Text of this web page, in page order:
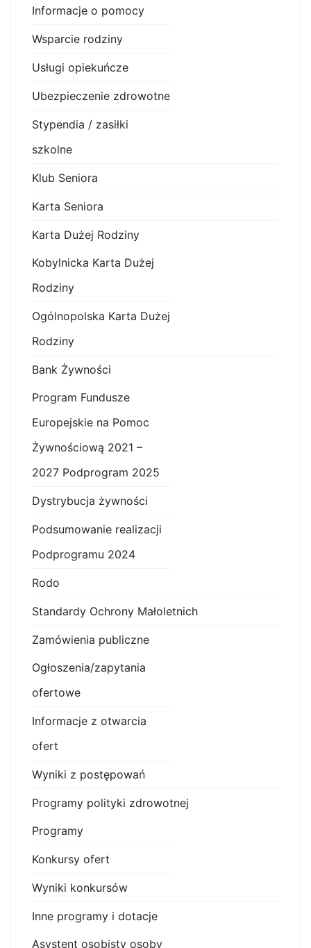
Informacje o pomocy
Wsparcie rodziny
Usługi opiekuńcze
Ubezpieczenie zdrowotne
Stypendia / zasiłki
szkolne
Klub Seniora
Karta Seniora
Karta Dużej Rodziny
Kobylnicka Karta Dużej
Rodziny
Ogólnopolska Karta Dużej
Rodziny
Bank Żywności
Program Fundusze
Europejskie na Pomoc
Żywnościową 2021 –
2027 Podprogram 2025
Dystrybucja żywności
Podsumowanie realizacji
Podprogramu 2024
Rodo
Standardy Ochrony Małoletnich
Zamówienia publiczne
Ogłoszenia/zapytania
ofertowe
Informacje z otwarcia
ofert
Wyniki z postępowań
Programy polityki zdrowotnej
Programy
Konkursy ofert
Wyniki konkursów
Inne programy i dotacje
Asystent osobisty osoby